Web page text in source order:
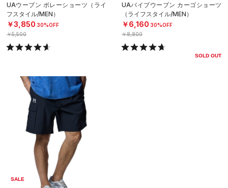
UAウーブン ボレーショーツ（ライ
フスタイル/MEN）
￥3,850 30%OFF
￥5,500
UAバイブウーブン カーゴショーツ
（ライフスタイル/MEN）
￥6,160 30%OFF
￥8,800
SOLD OUT
SALE